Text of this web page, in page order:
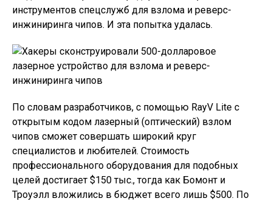
инструментов спецслужб для взлома и реверс-
инжиниринга чипов. И эта попытка удалась.
По словам разработчиков, с помощью RayV Lite с
открытым кодом лазерный (оптический) взлом
чипов сможет совершать широкий круг
специалистов и любителей. Стоимость
профессионального оборудования для подобных
целей достигает $150 тыс., тогда как Бомонт и
Троуэлл вложились в бюджет всего лишь $500. По